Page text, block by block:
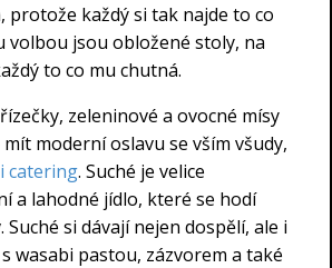
protože každý si tak najde to co
volbou jsou obložené stoly, na
to co mu chutná.
zeleninové a ovocné mísy
moderní oslavu se vším všudy,
catering. Suché je velice
a lahodné jídlo, které se hodí
si dávají nejen dospělí, ale i
wasabi pastou, zázvorem a také